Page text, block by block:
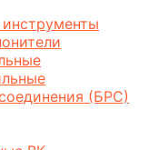
(БРС)